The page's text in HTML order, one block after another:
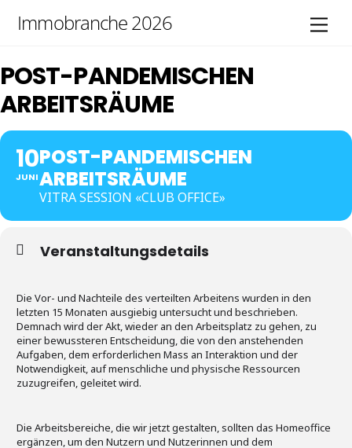
Immobranche 2026
POST-PANDEMISCHEN
ARBEITSRÄUME
10
JUNI
POST-PANDEMISCHEN
ARBEITSRÄUME
VITRA SESSION «CLUB OFFICE»
Veranstaltungsdetails
Die Vor- und Nachteile des verteilten Arbeitens wurden in den
letzten 15 Monaten ausgiebig untersucht und beschrieben.
Demnach wird der Akt, wieder an den Arbeitsplatz zu gehen, zu
einer bewussteren Entscheidung, die von den anstehenden
Aufgaben, dem erforderlichen Mass an Interaktion und der
Notwendigkeit, auf menschliche und physische Ressourcen
zuzugreifen, geleitet wird.
Die Arbeitsbereiche, die wir jetzt gestalten, sollten das Homeoffice
ergänzen, um den Nutzern und Nutzerinnen und dem